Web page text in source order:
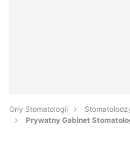
Orły Stomatologii
Prywatny Gabinet